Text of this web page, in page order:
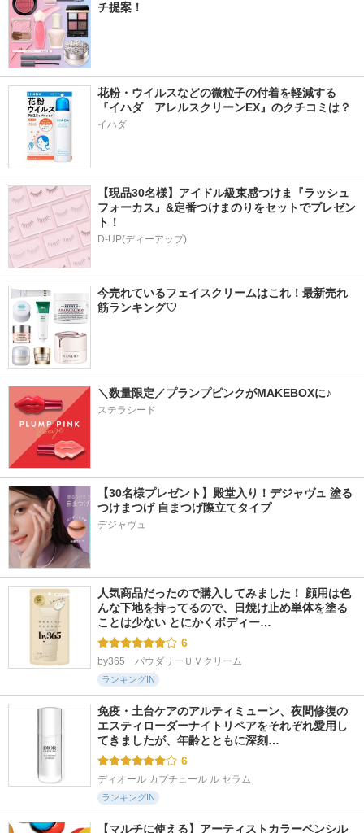
チ提案！
花粉・ウイルスなどの微粒子の付着を軽減する
『イハダ　アレルスクリーンEX』のクチコミは？
イハダ
【現品30名様】アイドル級束感つけま『ラッシュ
フォーカス』&定番つけまのりをセットでプレゼン
ト！
D-UP(ディーアップ)
今売れているフェイスクリームはこれ！最新売れ
筋ランキング♡
＼数量限定／プランプピンクがMAKEBOXに♪
ステラシード
【30名様プレゼント】殿堂入り！デジャヴュ 塗る
つけまつげ 自まつげ際立てタイプ
デジャヴュ
人気商品だったので購入してみました！ 顔用は色
んな下地を持ってるので、日焼け止め単体を塗る
ことは少ない とにかくボディー…
6
by365　パウダリーＵＶクリーム
ランキングIN
免疫・土台ケアのアルティミューン、夜間修復の
エスティローダーナイトリペアをそれぞれ愛用し
てきましたが、年齢とともに深刻…
6
ディオール カプチュール ル セラム
ランキングIN
【マルチに使える】アーティストカラーペンシル